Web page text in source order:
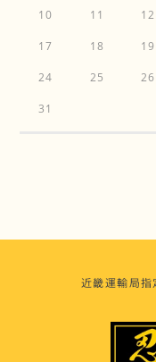
10 11 12
17 18 19
24 25 26
31
近畿運輸局